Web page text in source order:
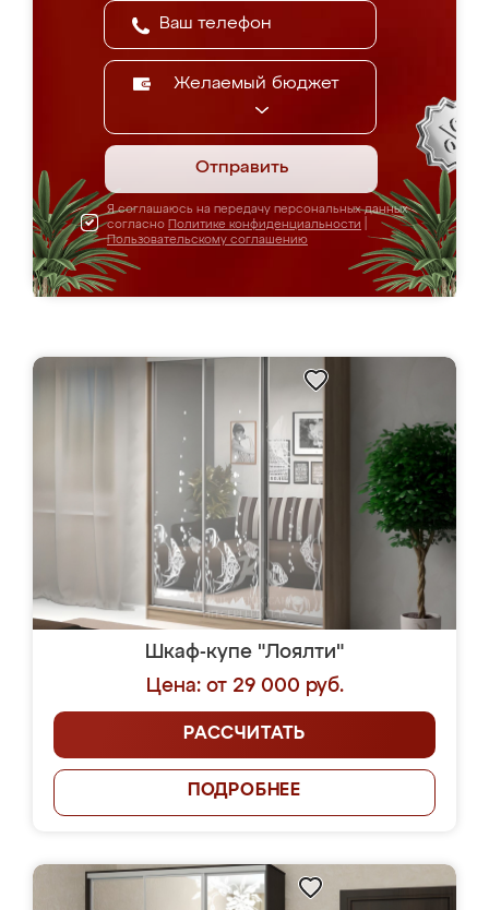
Желаемый бюджет
Отправить
Я соглашаюсь на передачу персональных данных
согласно Политике конфиденциальности
Пользовательскому соглашению
Шкаф-купе "Лоялти"
Цена: от 29 000 руб.
РАССЧИТАТЬ
ПОДРОБНЕЕ